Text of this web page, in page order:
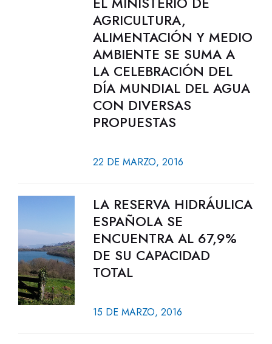
AGRICULTURA,
ALIMENTACIÓN Y MEDIO
AMBIENTE SE SUMA A
LA CELEBRACIÓN DEL
DÍA MUNDIAL DEL AGUA
CON DIVERSAS
PROPUESTAS
22 DE MARZO, 2016
LA RESERVA HIDRÁULICA
ESPAÑOLA SE
ENCUENTRA AL 67,9%
DE SU CAPACIDAD
TOTAL
15 DE MARZO, 2016